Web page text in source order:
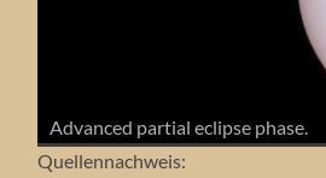
Beginning of partial eclipse
sunspots..
Advanced partial eclipse phase.
A small crescent.
The diamond effect.
The Baily´s Beads.
The totality.
The third contact with a diamond
prominence eruptions.
Again the partial eclipse phase
sunspots.
A small group of observer.
Quellennachweis: